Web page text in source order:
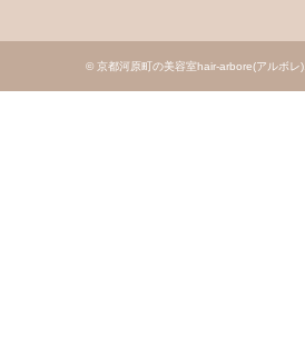
© 京都河原町の美容室hair-arbore(アルボレ)